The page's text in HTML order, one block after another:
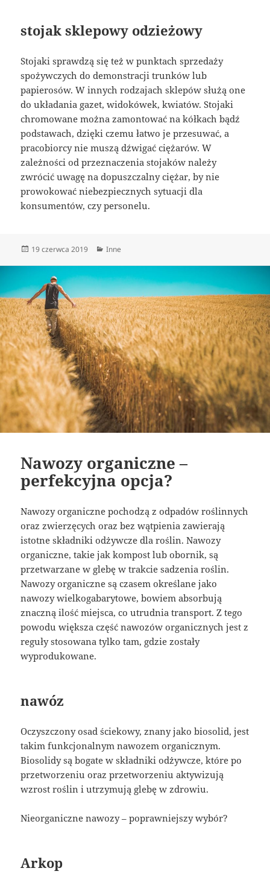
stojak sklepowy odzieżowy
Stojaki sprawdzą się też w punktach sprzedaży
spożywczych do demonstracji trunków lub
papierosów. W innych rodzajach sklepów służą one
do układania gazet, widokówek, kwiatów. Stojaki
chromowane można zamontować na kółkach bądź
podstawach, dzięki czemu łatwo je przesuwać, a
pracobiorcy nie muszą dźwigać ciężarów. W
zależności od przeznaczenia stojaków należy
zwrócić uwagę na dopuszczalny ciężar, by nie
prowokować niebezpiecznych sytuacji dla
konsumentów, czy personelu.
Data
19 czerwca 2019 Kategorie
Inne
Nawozy organiczne –
perfekcyjna opcja?
Nawozy organiczne pochodzą z odpadów roślinnych
oraz zwierzęcych oraz bez wątpienia zawierają
istotne składniki odżywcze dla roślin. Nawozy
organiczne, takie jak kompost lub obornik, są
przetwarzane w glebę w trakcie sadzenia roślin.
Nawozy organiczne są czasem określane jako
nawozy wielkogabarytowe, bowiem absorbują
znaczną ilość miejsca, co utrudnia transport. Z tego
powodu większa część nawozów organicznych jest z
reguły stosowana tylko tam, gdzie zostały
wyprodukowane.
nawóz
Oczyszczony osad ściekowy, znany jako biosolid, jest
takim funkcjonalnym nawozem organicznym.
Biosolidy są bogate w składniki odżywcze, które po
przetworzeniu oraz przetworzeniu aktywizują
wzrost roślin i utrzymują glebę w zdrowiu.
Nieorganiczne nawozy – poprawniejszy wybór?
Arkop